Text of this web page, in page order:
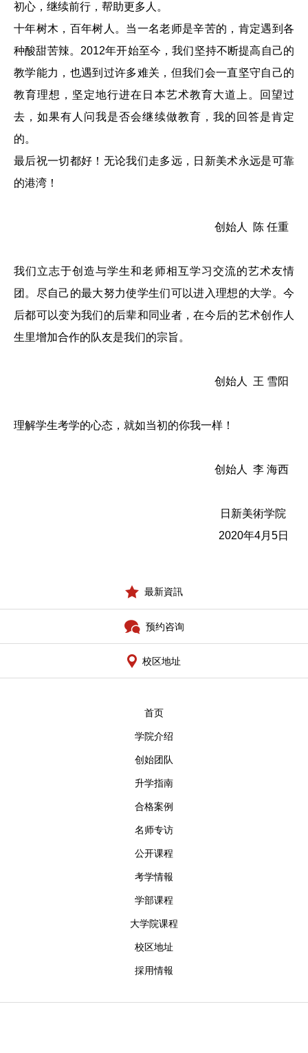
初心，继续前行，帮助更多人。
十年树木，百年树人。当一名老师是辛苦的，肯定遇到各
种酸甜苦辣。2012年开始至今，我们坚持不断提高自己的
教学能力，也遇到过许多难关，但我们会一直坚守自己的
教育理想，坚定地行进在日本艺术教育大道上。回望过
去，如果有人问我是否会继续做教育，我的回答是肯定
的。
最后祝一切都好！无论我们走多远，日新美术永远是可靠
的港湾！
创始人 陈 任重
我们立志于创造与学生和老师相互学习交流的艺术友情
团。尽自己的最大努力使学生们可以进入理想的大学。今
后都可以变为我们的后辈和同业者，在今后的艺术创作人
生里增加合作的队友是我们的宗旨。
创始人 王 雪阳
理解学生考学的心态，就如当初的你我一样！
创始人 李 海西
日新美術学院
2020年4月5日
最新資訊
预约咨询
校区地址
首页
学院介绍
创始团队
升学指南
合格案例
名师专访
公开课程
考学情報
学部课程
大学院课程
校区地址
採用情報